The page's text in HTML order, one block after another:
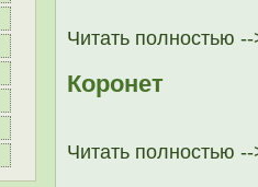
Читать полностью --
Коронет
Читать полностью --